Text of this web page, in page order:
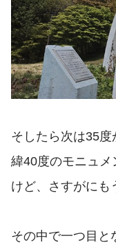
そしたら次は35
緯40度のモニュ
けど、さすがにも
その中で一つ目と